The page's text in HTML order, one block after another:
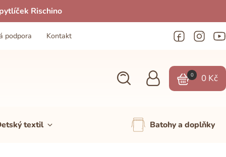
Rischino
podpora Kontakt
0 0 Kč
textil Batohy a doplňky